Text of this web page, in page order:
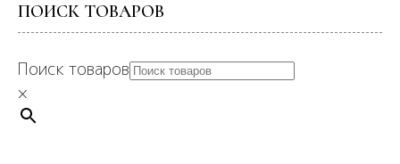
ПОИСК ТОВАРОВ
Поиск товаров
×